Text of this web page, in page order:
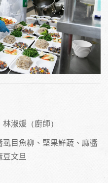
淑媛（廚師）
目魚柳、堅果鮮蔬、麻醬
文旦